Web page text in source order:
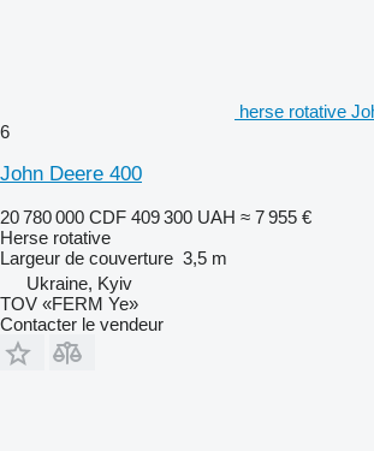
herse rotative
6
John Deere 400
20 780 000 CDF 409 300 UAH ≈ 7 955 €
Herse rotative
Largeur de couverture 3,5 m
Ukraine, Kyiv
TOV «FERM Ye»
Contacter le vendeur